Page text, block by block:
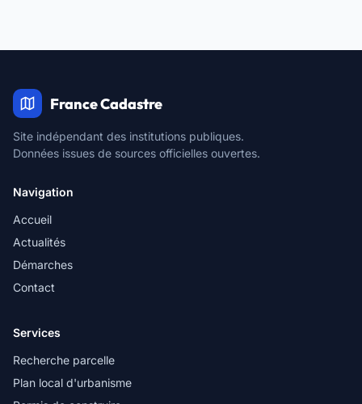
France Cadastre
Site indépendant des institutions publiques.
Données issues de sources officielles ouvertes.
Navigation
Accueil
Actualités
Démarches
Contact
Services
Recherche parcelle
Plan local d'urbanisme